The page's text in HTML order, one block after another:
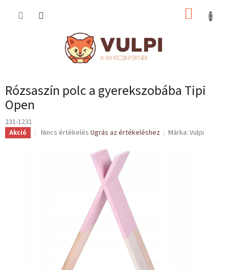
KOSÁR
Rózsaszín polc a gyerekszobába Tipi
Open
231-1231
Akció
A
Nincs értékelés Ugrás az értékeléshez Márka:Vulpi